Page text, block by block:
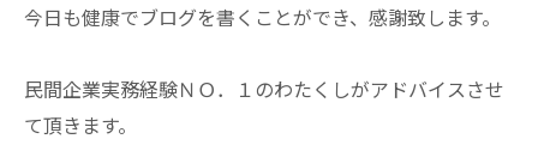
今日も健康でブログを書くことができ、感謝致します。
民間企業実務経験ＮＯ．１のわたくしがアドバイスさせ
て頂きます。